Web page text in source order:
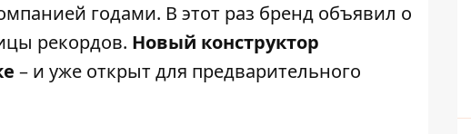
годами. В этот раз бренд объявил о
рекордов. Новый конструктор
– и уже открыт для предварительного